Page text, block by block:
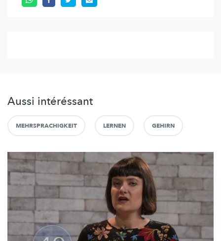
Aussi intéréssant
MEHRSPRACHIGKEIT LERNEN GEHIRN